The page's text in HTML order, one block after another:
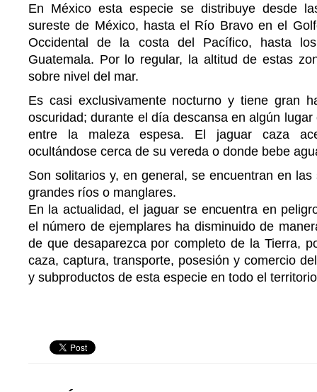
En México esta especie se distribuye desde
sureste de México, hasta el Río Bravo en el
Occidental de la costa del Pacífico, hasta
Guatemala. Por lo regular, la altitud de estas
sobre nivel del mar.
Es casi exclusivamente nocturno y tiene gran
oscuridad; durante el día descansa en algún
entre la maleza espesa. El jaguar caza
ocultándose cerca de su vereda o donde bebe
Son solitarios y, en general, se encuentran en
grandes ríos o manglares.
En la actualidad, el jaguar se encuentra en
el número de ejemplares ha disminuido de
de que desaparezca por completo de la Tierra,
caza, captura, transporte, posesión y comercio
y subproductos de esta especie en todo el